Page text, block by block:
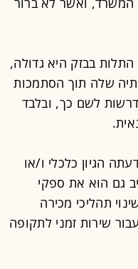
בבזק היא גדולה,
שלה תוך הסתמכות
לשם כך, ובלבד
הגיון כלכלי ו/או
גם הוא את ספקי
תהליכי מכירה
שירות זמני לתקופה